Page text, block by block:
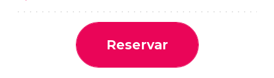
Reservar